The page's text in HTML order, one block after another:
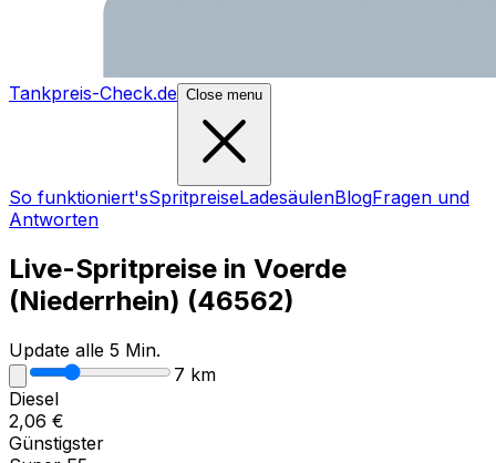
Tankpreis-Check.de Close menu
So funktioniert'sSpritpreiseLadesäulenBlogFragen und
Antworten
Live-Spritpreise in Voerde
(Niederrhein) (46562)
Update alle 5 Min.
7 km
Diesel
2,06 €
Günstigster